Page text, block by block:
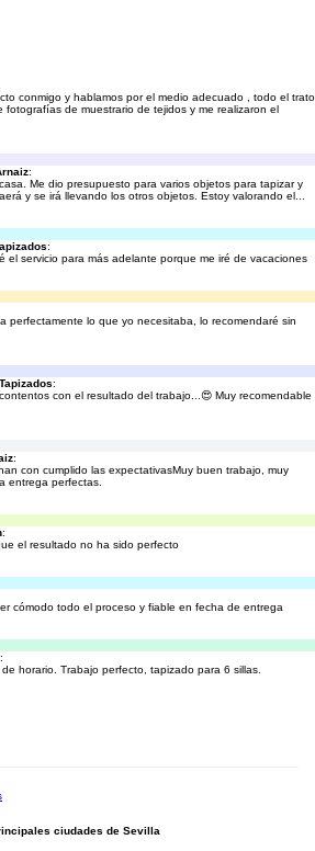
conmigo y hablamos por el medio adecuado , todo el trato
fotografías de muestrario de tejidos y me realizaron el
:
Me dio presupuesto para varios objetos para tapizar y
y se irá llevando los otros objetos. Estoy valorando el...
:
el servicio para más adelante porque me iré de vacaciones
perfectamente lo que yo necesitaba, lo recomendaré sin
:
con el resultado del trabajo...😍 Muy recomendable
:
con cumplido las expectativasMuy buen trabajo, muy
entrega perfectas.
:
el resultado no ha sido perfecto
cómodo todo el proceso y fiable en fecha de entrega
:
horario. Trabajo perfecto, tapizado para 6 sillas.
ciudades de Sevilla